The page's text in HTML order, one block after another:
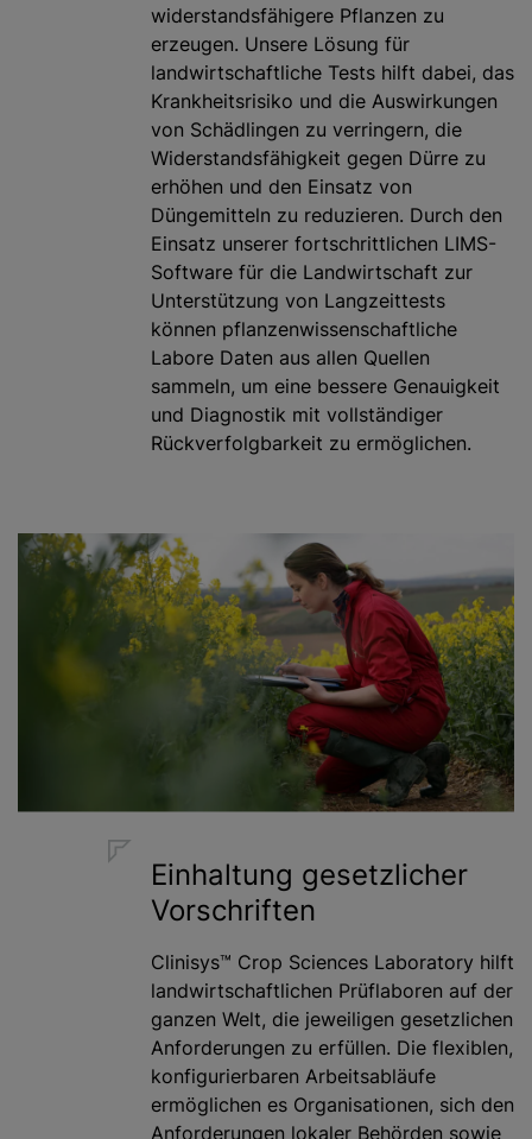
widerstandsfähigere Pflanzen zu
erzeugen. Unsere Lösung für
landwirtschaftliche Tests hilft dabei, das
Krankheitsrisiko und die Auswirkungen
von Schädlingen zu verringern, die
Widerstandsfähigkeit gegen Dürre zu
erhöhen und den Einsatz von
Düngemitteln zu reduzieren. Durch den
Einsatz unserer fortschrittlichen LIMS-
Software für die Landwirtschaft zur
Unterstützung von Langzeittests
können pflanzenwissenschaftliche
Labore Daten aus allen Quellen
sammeln, um eine bessere Genauigkeit
und Diagnostik mit vollständiger
Rückverfolgbarkeit zu ermöglichen.
Einhaltung gesetzlicher
Vorschriften
Clinisys™ Crop Sciences Laboratory hilft
landwirtschaftlichen Prüflaboren auf der
ganzen Welt, die jeweiligen gesetzlichen
Anforderungen zu erfüllen. Die flexiblen,
konfigurierbaren Arbeitsabläufe
ermöglichen es Organisationen, sich den
Anforderungen lokaler Behörden sowie